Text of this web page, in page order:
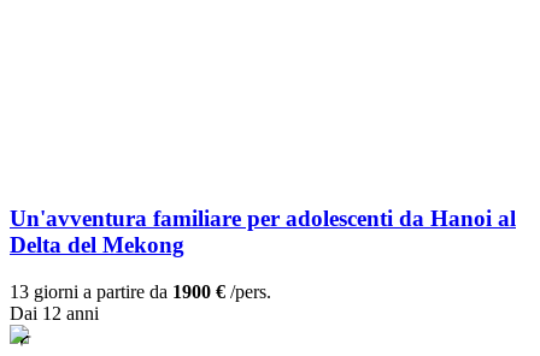
Un'avventura familiare per adolescenti da Hanoi al
Delta del Mekong
13 giorni a partire da 1900 € /pers.
Dai 12 anni